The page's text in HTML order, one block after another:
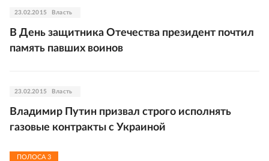
23.02.2015 Власть
В День защитника Отечества президент почтил
память павших воинов
23.02.2015 Власть
Владимир Путин призвал строго исполнять
газовые контракты с Украиной
ПОЛОСА 3